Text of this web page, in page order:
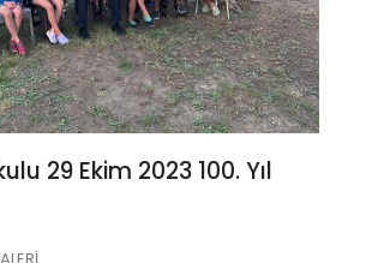
29 Ekim 2023 100. Yıl